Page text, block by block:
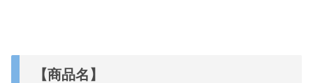
【商品名】